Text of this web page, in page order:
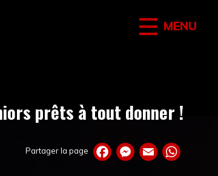
MENU
prêts à tout donner !
Partager la page